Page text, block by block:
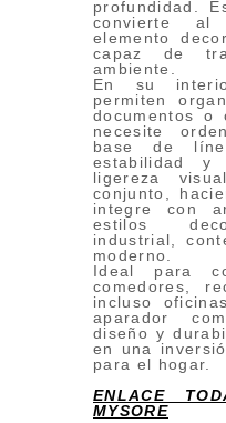
profundidad.
convierte
elemento
capaz de
ambiente.
En su
permiten
documentos o
necesite
base de
estabilidad y
ligereza
conjunto,
integre con
estilos
industrial,
moderno.
Ideal para
comedores,
incluso
aparador
diseño y
en una
para el hogar.
ENLACE
MYSORE